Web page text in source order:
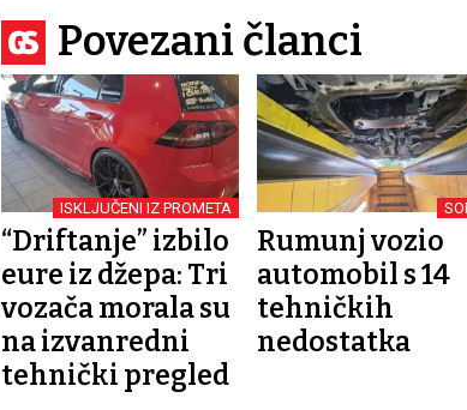
Povezani članci
ISKLJUČENI IZ PROMETA
“Driftanje” izbilo
eure iz džepa: Tri
vozača morala su
na izvanredni
tehnički pregled
Rumunj vozio
automobil s 14
tehničkih
nedostatka